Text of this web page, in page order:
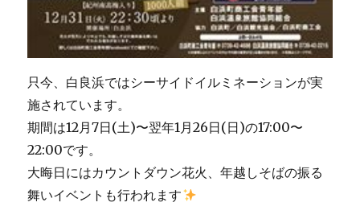
只今、白良浜ではシーサイドイルミネーションが実
施されています。
期間は12月7日(土)〜翌年1月26日(日)の17:00〜
22:00です。
大晦日にはカウントダウン花火、年越しそばの振る
舞いイベントも行われます